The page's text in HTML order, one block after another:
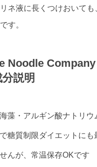
ネ液に長くつけおいて
す。
Noodle
説明
藻・アルギン酸ナトリウ
糖質制限ダイエットにも
んが、常温保存OKです